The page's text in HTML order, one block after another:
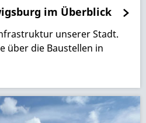
im Überblick
unserer Stadt.
über die Baustellen in